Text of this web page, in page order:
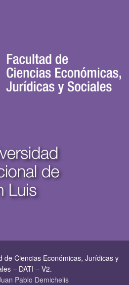
Ciencias Económicas, Jurí­dicas y
– DATI – V2.
Pablo Demichelis